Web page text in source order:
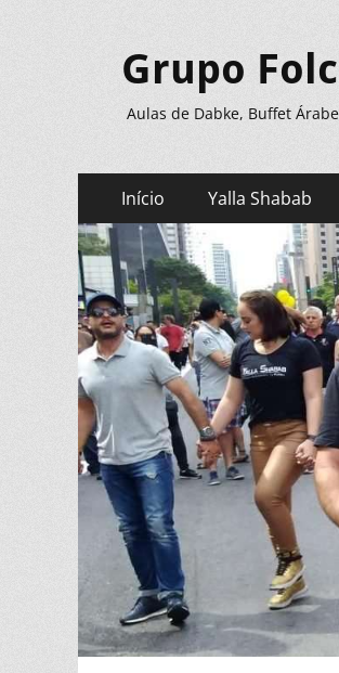
Grupo
Aulas de Dabke, Buffet
Menu
principal
Pular
para
o
conteúdo
Início Yalla Shabab